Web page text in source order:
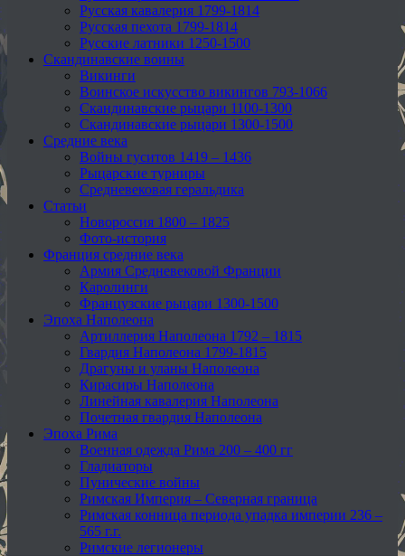
Русская кавалерия 1799-1814
Русская пехота 1799-1814
Русские латники 1250-1500
Скандинавские воины
Викинги
Воинское искусство викингов 793-1066
Скандинавские рыцари 1100-1300
Скандинавские рыцари 1300-1500
Средние века
Войны гуситов 1419 – 1436
Рыцарские турниры
Средневековая геральдика
Статьи
Новороссия 1800 – 1825
Фото-история
Франция средние века
Армия Средневековой Франции
Каролинги
Французские рыцари 1300-1500
Эпоха Наполеона
Артиллерия Наполеона 1792 – 1815
Гвардия Наполеона 1799-1815
Драгуны и уланы Наполеона
Кирасиры Наполеона
Линейная кавалерия Наполеона
Почетная гвардия Наполеона
Эпоха Рима
Военная одежда Рима 200 – 400 гг
Гладиаторы
Пунические войны
Римская Империя – Северная граница
Римская конница периода упадка империи 236 –
565 г.г.
Римские легионеры